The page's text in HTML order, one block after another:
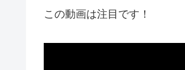
この動画は注目です！